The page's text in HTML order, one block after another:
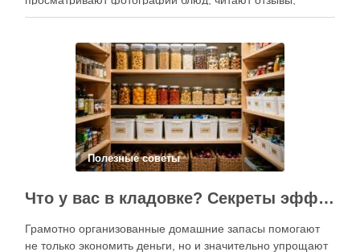
оценивают интерьер, сравнивают цены и даже смотрят
продвижение становится одним из ключевых
инструментов увеличения посещаемости, повышения …
Полезные советы
Что у вас в кладовке? Секреты эффективного планирования запасов
Грамотно организованные домашние запасы помогают
не только экономить деньги, но и значительно упрощают